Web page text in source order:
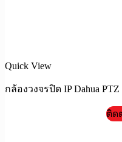
Quick View
กล้องวงจรปิด IP Dahua
ติด